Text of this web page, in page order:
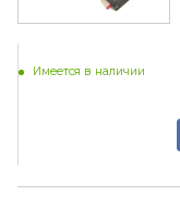
Имеется в наличии